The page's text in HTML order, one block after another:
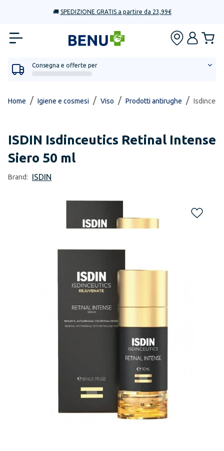
🚚 SPEDIZIONE GRATIS a partire da 23,99€
Consegna e offerte per
Home / Igiene e cosmesi / Viso / Prodotti antirughe /
ISDIN Isdinceutics Retinal Intense
Siero 50 ml
Brand: ISDIN